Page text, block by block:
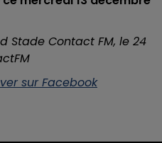
Stade Contact FM, le 24
sur Facebook